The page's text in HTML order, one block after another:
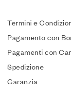
Termini e
Pagamento con
Pagamenti con
Spedizione
Garanzia